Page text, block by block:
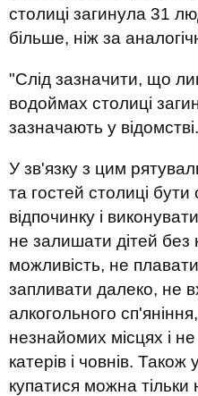
столиці загинула 31
більше, ніж за
"Слід зазначити, що
водоймах столиці
зазначають у відомстві.
У зв'язку з цим
та гостей столиці
відпочинку і
не залишати дітей без
можливість, не
запливати далеко, не
алкогольного
незнайомих місцях і
катерів і човнів.
купатися можна тільки